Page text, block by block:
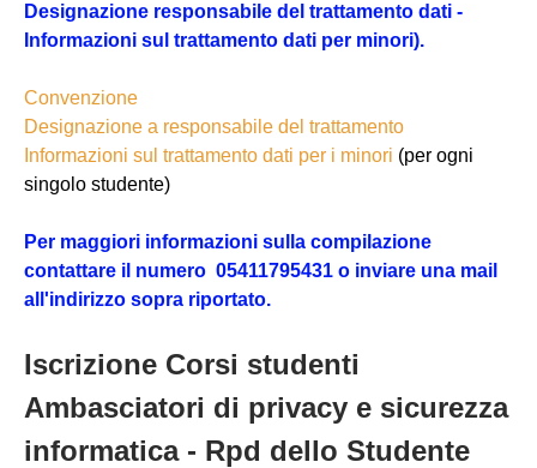
Designazione responsabile del trattamento dati -
Informazioni sul trattamento dati per minori).
Convenzione
Designazione a responsabile del trattamento
Informazioni sul trattamento dati per i minori (per ogni
singolo studente)
Per maggiori informazioni sulla compilazione
contattare il numero 05411795431 o inviare una mail
all'indirizzo sopra riportato.
Iscrizione Corsi studenti
Ambasciatori di privacy e sicurezza
informatica - Rpd dello Studente